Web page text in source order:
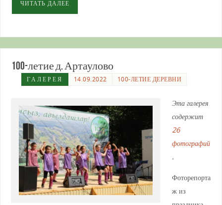
ЧИТАТЬ ДАЛЕЕ
100-летие д. Артаулово
ГАЛЕРЕЯ 14.09.2022 100-ЛЕТИЕ ДЕРЕВНИ
Эта галерея
содержит
26
фотографий
.
Фоторепорта
ж из